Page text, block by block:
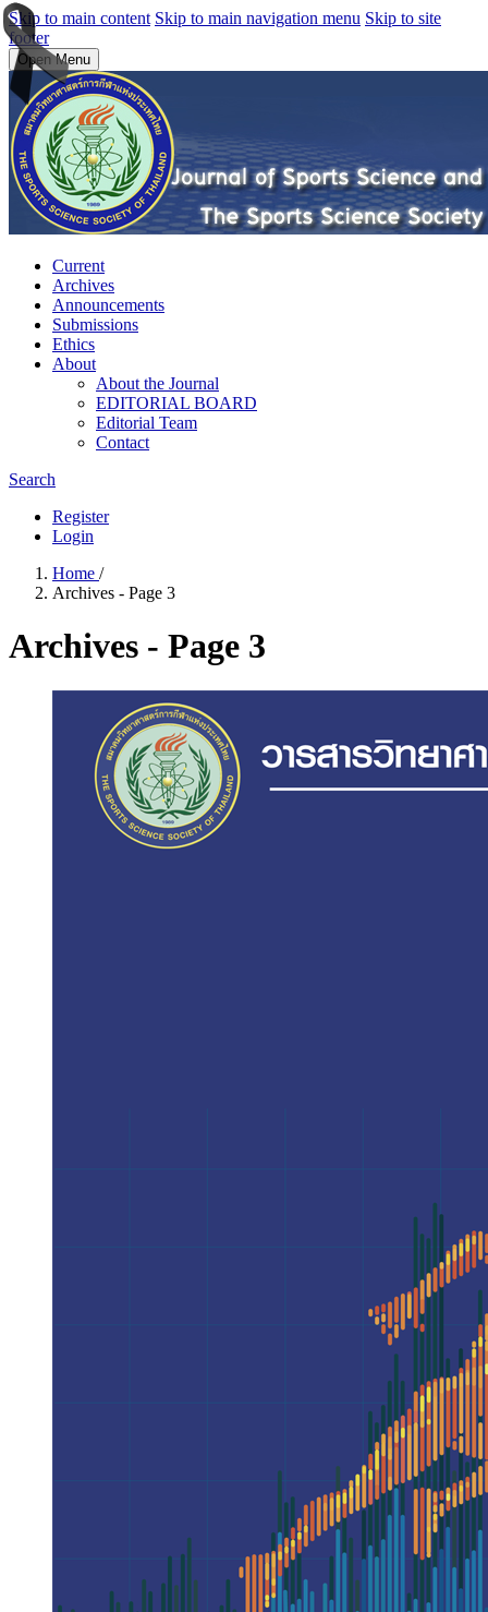
Skip to main content Skip to main navigation menu Skip to site
footer
Open Menu
Current
Archives
Announcements
Submissions
Ethics
About
About the Journal
EDITORIAL BOARD
Editorial Team
Contact
Search
Register
Login
Home /
Archives - Page 3
Archives - Page 3